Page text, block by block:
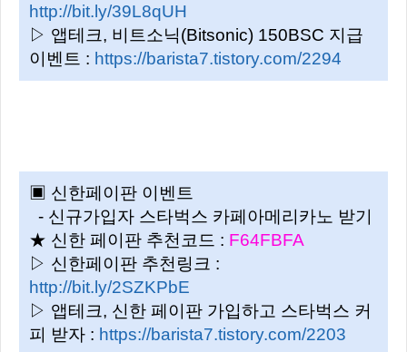
http://bit.ly/39L8qUH
▷ 앱테크, 비트소닉(Bitsonic) 150BSC 지급
이벤트 : https://barista7.tistory.com/2294
▣ 신한페이판 이벤트
- 신규가입자 스타벅스 카페아메리카노 받기
★ 신한 페이판 추천코드 : F64FBFA
▷ 신한페이판 추천링크 :
http://bit.ly/2SZKPbE
▷ 앱테크, 신한 페이판 가입하고 스타벅스 커
피 받자 : https://barista7.tistory.com/2203